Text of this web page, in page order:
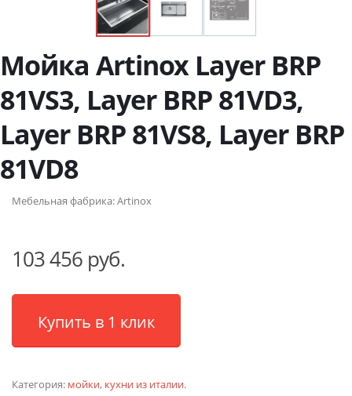
Мойка Artinox Layer BRP
81VS3, Layer BRP 81VD3,
Layer BRP 81VS8, Layer BRP
81VD8
Мебельная фабрика:Artinox
103 456 руб.
Купить в 1 клик
Категория: мойки, кухни из италии.